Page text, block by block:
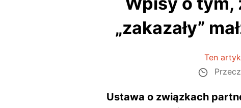
„zakazały”
Ten
Ustawa o związkach